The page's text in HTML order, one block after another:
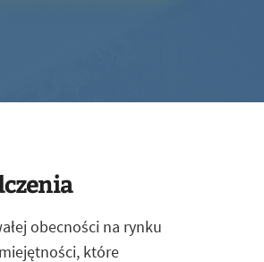
obecności na rynku
które